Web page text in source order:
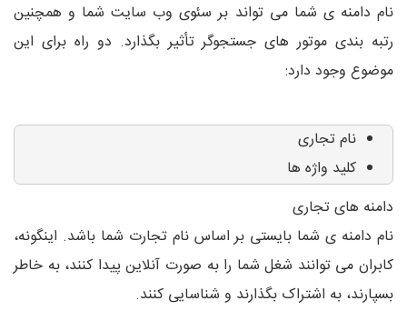
نام دامنه ی شما می تواند بر سئوی وب سایت شما و همچنین
رتبه بندی موتور های جستجوگر تأثیر بگذارد. دو راه برای این
موضوع وجود دارد:
نام تجاری
کلید واژه ها
دامنه های تجاری
نام دامنه ی شما بایستی بر اساس نام تجارت شما باشد. اینگونه،
کابران می توانند شغل شما را به صورت آنلاین پیدا کنند، به خاطر
بسپارند، به اشتراک بگذارند و شناسایی کنند.